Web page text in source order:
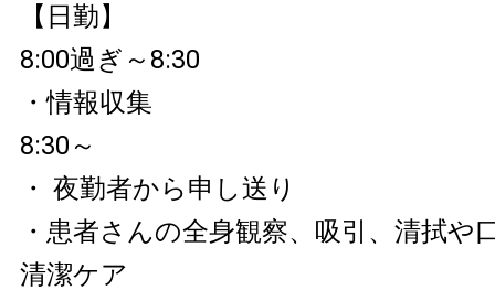
【日勤】
8:00過ぎ～8:30
・情報収集
8:30～
・ 夜勤者から申し送り
・患者さんの全身観察、吸引、清拭や
清潔ケア